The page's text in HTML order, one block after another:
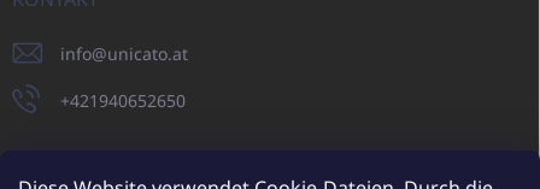
info@unicato.at
+421940652650